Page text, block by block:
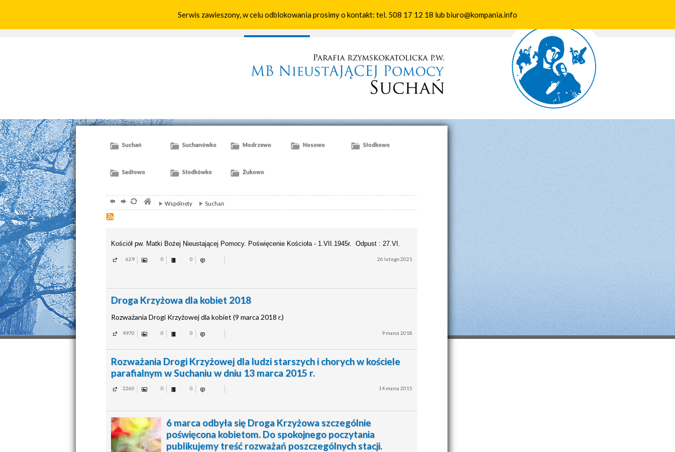
Aktualności Wspólnoty Kalendarz Kontakt
Suchań Suchanówko Modrzewo Nosowo Słodkowo
Sadłowo Słodkówko Żukowo
Wspólnoty Suchań
Kościół pw. Matki Bożej Nieustającej Pomocy. Poświęcenie Kościoła - 1.VII.1945r. Odpust : 27.VI.
629 0 0 26 lutego2021
Droga Krzyżowa dla kobiet 2018
Rozważania Drogi Krzyżowej dla kobiet (9 marca 2018 r.)
4970 0 0 9 marca 2018
Rozważania Drogi Krzyżowej dla ludzi starszych i chorych w kościele
parafialnym w Suchaniu w dniu 13 marca 2015 r.
2260 0 0 14 marca 2015
6 marca odbyła się Droga Krzyżowa szczególnie
poświęcona kobietom. Do spokojnego poczytania
publikujemy treść rozważań poszczególnych stacji.
Serwis zawieszony, w celu odblokowania prosimy o kontakt: tel. 508 17 12 18 lub biuro@kompania.info